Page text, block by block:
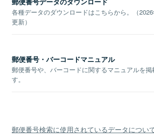
各種データのダウンロードはこちらから。（
更新）
郵便番号・バーコードマニュアル
郵便番号や、バーコードに関するマニュアルを掲
す。
郵便番号検索に使用されているデータについ